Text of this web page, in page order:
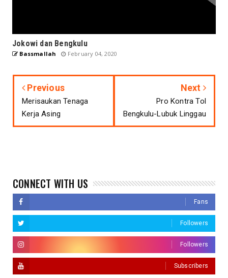
Jokowi dan Bengkulu
Bassmallah February 04, 2020
Previous
Merisaukan Tenaga
Kerja Asing
Next
Pro Kontra Tol
Bengkulu-Lubuk Linggau
CONNECT WITH US
Fans
Followers
Followers
Subscribers